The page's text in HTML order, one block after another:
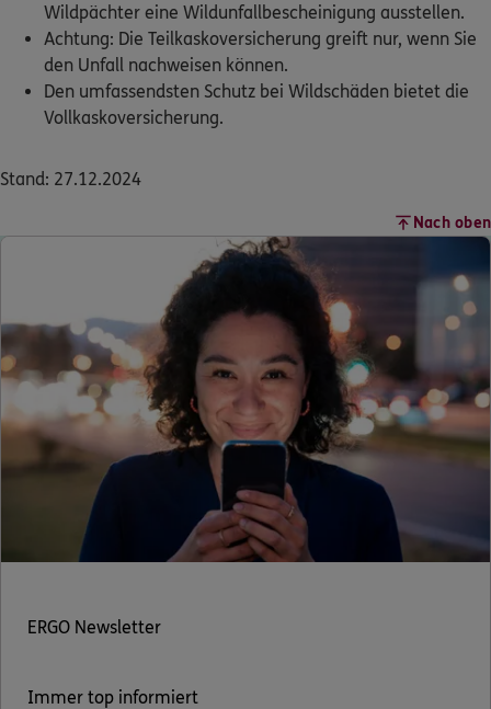
Wildpächter eine Wildunfallbescheinigung ausstellen.
Achtung: Die Teilkaskoversicherung greift nur, wenn Sie
den Unfall nachweisen können.
Den umfassendsten Schutz bei Wildschäden bietet die
Vollkaskoversicherung.
Stand: 27.12.2024
Nach oben
ERGO Newsletter
Immer top informiert